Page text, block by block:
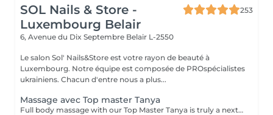
SOL Nails & Store -
Luxembourg Belair
253
6, Avenue du Dix Septembre Belair L-2550
Le salon Sol' Nails&Store est votre rayon de beauté à
Luxembourg. Notre équipe est composée de PROspécialistes
ukrainiens. Chacun d'entre nous a plus...
Massage avec Top master Tanya
Full body massage with our Top Master Tanya is truly a next-level experience. With more than 10 years of professional experience, she has an exceptional understanding of the body and its individual needs. Tanya adapts her technique exactly to what your body requires, often sensing it even before you do. This type of massage is designed to release tension, improve circulation, and promote deep relaxation. The treatment typically focuses on the back, shoulders, arms, legs, and other key tension areas, using smooth, flowing, and soothing massage techniques. Result: a feeling of lightness, relaxation, and renewed body comfort. Recommended frequency: from once a week to once a month, depending on your personal needs and stress level.